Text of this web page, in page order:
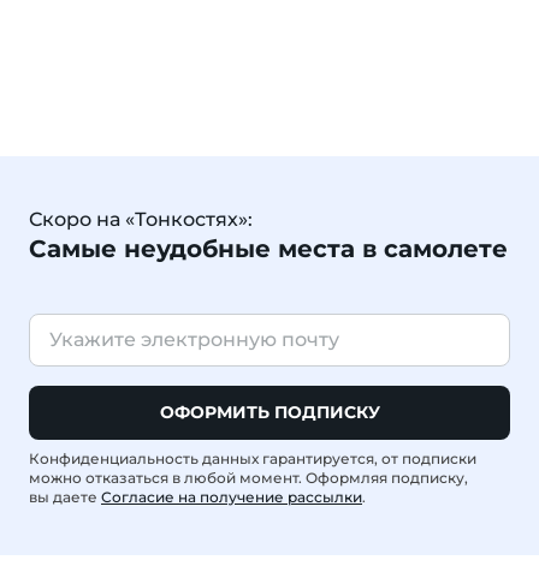
Скоро на «Тонкостях»:
Самые неудобные места в самолете
ОФОРМИТЬ ПОДПИСКУ
Конфиденциальность данных гарантируется, от подписки
можно отказаться в любой момент. Оформляя подписку,
вы даете Согласие на получение рассылки.